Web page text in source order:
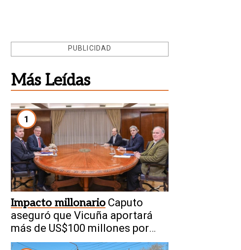
PUBLICIDAD
Más Leídas
1
Impacto millonario Caputo
aseguró que Vicuña aportará
más de US$100 millones por
año a San Juan